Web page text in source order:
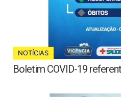
NOTÍCIAS
Boletim COVID-19